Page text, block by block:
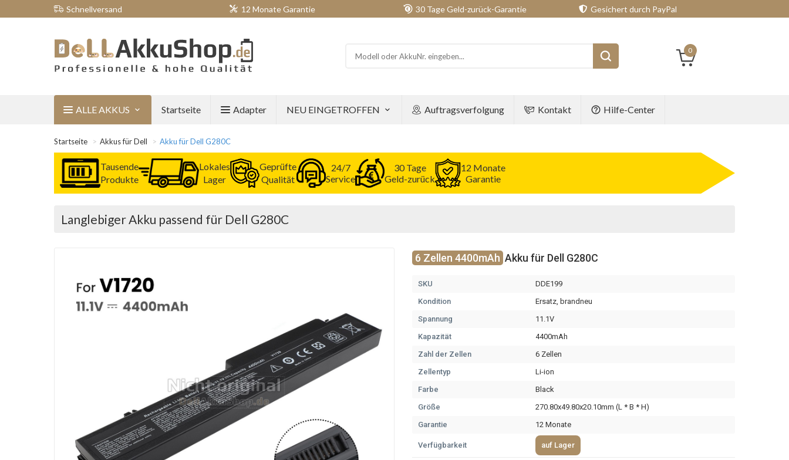
Schnellversand 12 Monate Garantie 30 Tage Geld-zurück-Garantie Gesichert durch PayPal
0
ALLE AKKUS Startseite Adapter NEU EINGETROFFEN Auftragsverfolgung Kontakt Hilfe-Center
Startseite Akkus für Dell Akku für Dell G280C
Tausende
Produkte
Lokales
Lager
Geprüfte
Qualität
24/7
Service
30 Tage
Geld-zurück
12 Monate
Garantie
Langlebiger Akku passend für Dell G280C
6 Zellen 4400mAh Akku für Dell G280C
SKU
DDE199
Kondition
Ersatz, brandneu
Spannung
11.1V
Kapazität
4400mAh
Zahl der Zellen
6 Zellen
Zellentyp
Li-ion
Farbe
Black
Größe
270.80x49.80x20.10mm (L * B * H)
Garantie
12 Monate
Verfügbarkeit auf Lager